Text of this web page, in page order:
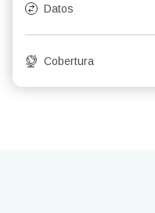
Datos
Cobertura